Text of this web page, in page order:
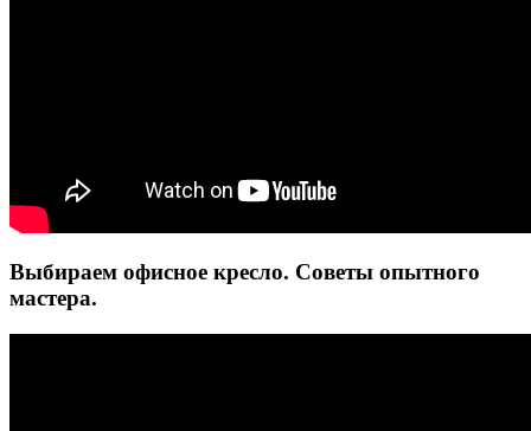
Выбираем офисное кресло. Советы опытного
мастера.